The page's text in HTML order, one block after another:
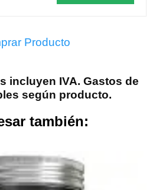
Producto
incluyen IVA. Gastos de
según producto.
también: